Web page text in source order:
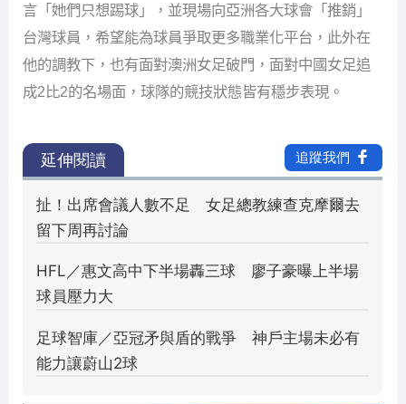
言「她們只想踢球」，並現場向亞洲各大球會「推銷」
台灣球員，希望能為球員爭取更多職業化平台，此外在
他的調教下，也有面對澳洲女足破門，面對中國女足追
成2比2的名場面，球隊的競技狀態皆有穩步表現。